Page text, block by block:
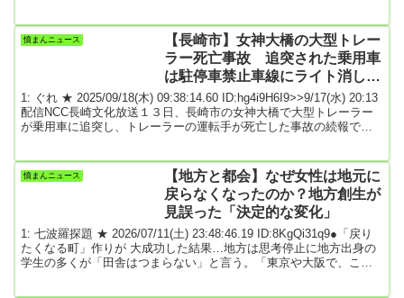
ランプ大統領を慕い、過激な言動で「アルゼンチンのトランプ」と
も呼ばれる。同様の動きが広がれば「脱退ドミノ」を呼び、感染症
などへの国際的な対応に悪影響を与...
憤まんニュース
【長崎市】女神大橋の大型トレー
ラー死亡事故 追突された乗用車
は駐停車禁止車線にライト消し停
車「交際相手と電話中」
1: ぐれ ★ 2025/09/18(木) 09:38:14.60 ID:hg4i9H6I9>>9/17(水) 20:13
配信NCC長崎文化放送１３日、長崎市の女神大橋で大型トレーラー
が乗用車に追突し、トレーラーの運転手が死亡した事故の続報で
取材で分かりました。吉永龍司アナウンサー：「女神大橋の上で、
大型トレーラーが、明らかに横を向いて、欄干の方に向いて止まっ
憤まんニュース
【地方と都会】なぜ女性は地元に
戻らなくなったのか？地方創生が
見誤った「決定的な変化」
1: 七波羅探題 ★ 2026/07/11(土) 23:48:46.19 ID:8KgQi31q9●「戻り
たくなる町」作りが 大成功した結果…地方は思考停止に地方出身の
学生の多くが「田舎はつまらない」と言う。「東京や大阪で、こん